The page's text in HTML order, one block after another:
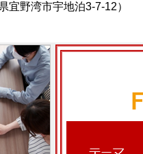
野湾市宇地泊3-7-12）